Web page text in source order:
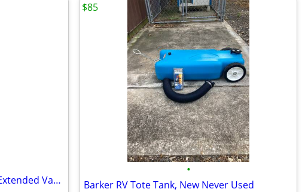
Chevrolet Express 2500 Cargo · Extended Van 3D
•
Barker RV Tote Tank, New Never Used
$85